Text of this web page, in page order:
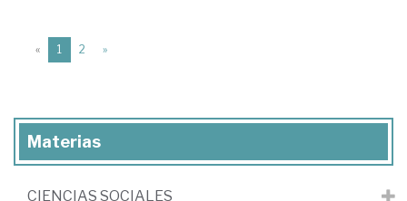
« 1 (current)
2 »
Materias
CIENCIAS SOCIALES